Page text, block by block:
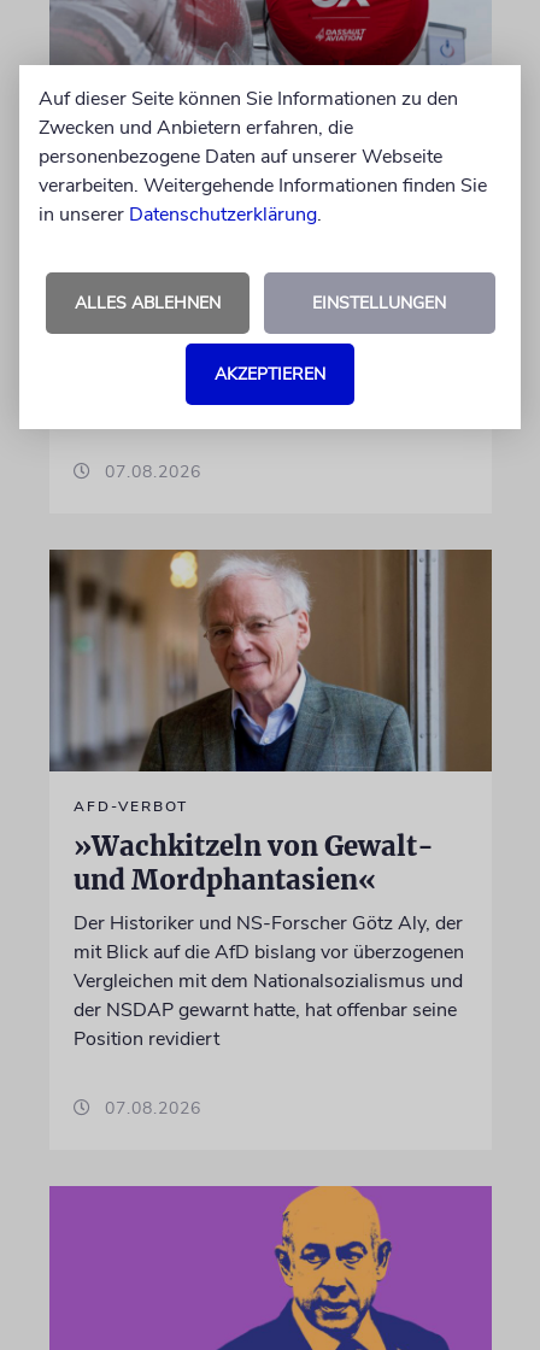
DUBLIN
Wegen Israel-Boykott:
Irisches Regierungsflugzeug
landen
Beim Kauf der Maschine wurde bewusst auf
das System »FalconEye« verzichtet, weil der
israelische Rüstungskonzern Elbit Systems an
dem Produkt beteiligt ist
07.08.2026
AFD-VERBOT
»Wachkitzeln von Gewalt-
und Mordphantasien«
Der Historiker und NS-Forscher Götz Aly, der
mit Blick auf die AfD bislang vor überzogenen
Vergleichen mit dem Nationalsozialismus und
der NSDAP gewarnt hatte, hat offenbar seine
Position revidiert
07.08.2026
Auf dieser Seite können Sie Informationen zu den
Zwecken und Anbietern erfahren, die
personenbezogene Daten auf unserer Webseite
verarbeiten. Weitergehende Informationen finden Sie
in unserer Datenschutzerklärung.
ALLES ABLEHNEN EINSTELLUNGEN
AKZEPTIEREN